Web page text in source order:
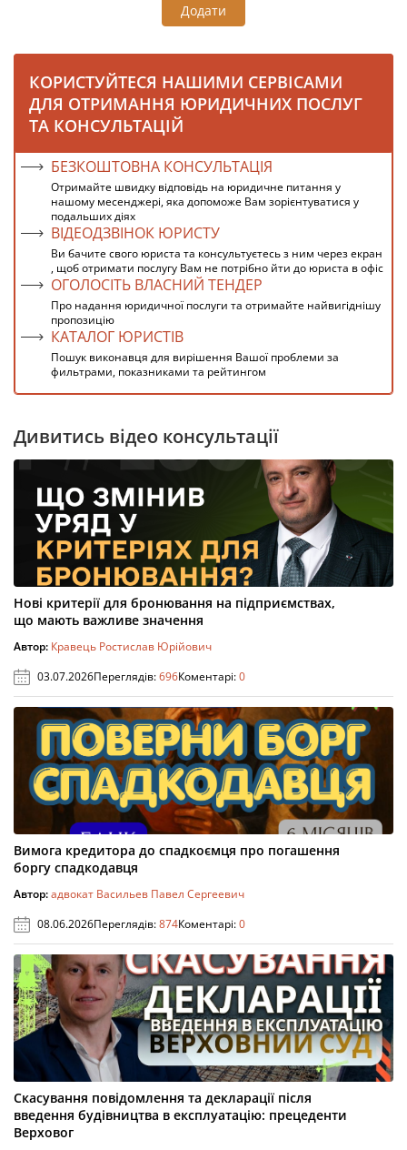
Додати
КОРИСТУЙТЕСЯ НАШИМИ СЕРВІСАМИ
ДЛЯ ОТРИМАННЯ ЮРИДИЧНИХ ПОСЛУГ
ТА КОНСУЛЬТАЦІЙ
БЕЗКОШТОВНА КОНСУЛЬТАЦІЯ
Отримайте швидку відповідь на юридичне питання у
нашому месенджері, яка допоможе Вам зорієнтуватися у
подальших діях
ВІДЕОДЗВІНОК ЮРИСТУ
Ви бачите свого юриста та консультуєтесь з ним через екран
, щоб отримати послугу Вам не потрібно йти до юриста в офіс
ОГОЛОСІТЬ ВЛАСНИЙ ТЕНДЕР
Про надання юридичної послуги та отримайте найвигіднішу
пропозицію
КАТАЛОГ ЮРИСТІВ
Пошук виконавця для вирішення Вашої проблеми за
фильтрами, показниками та рейтингом
Дивитись відео консультації
Нові критерії для бронювання на підприємствах,
що мають важливе значення
Автор: Кравець Ростислав Юрійович
03.07.2026Переглядів:696Коментарі:0
Вимога кредитора до спадкоємця про погашення
боргу спадкодавця
Автор:адвокат Васильев Павел Сергеевич
08.06.2026Переглядів:874Коментарі:0
Скасування повідомлення та декларації після
введення будівництва в експлуатацію: прецеденти
Верховог